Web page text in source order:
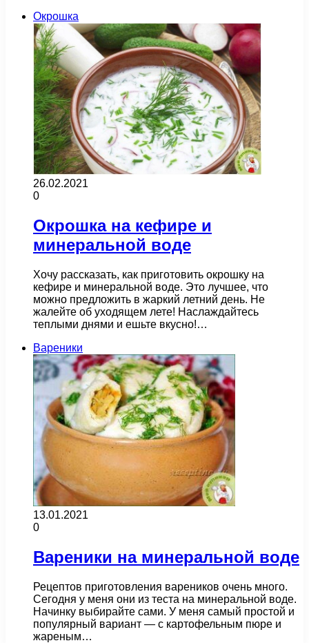
Окрошка
26.02.2021
0
Окрошка на кефире и
минеральной воде
Хочу рассказать, как приготовить окрошку на
кефире и минеральной воде. Это лучшее, что
можно предложить в жаркий летний день. Не
жалейте об уходящем лете! Наслаждайтесь
теплыми днями и ешьте вкусно!…
Вареники
13.01.2021
0
Вареники на минеральной воде
Рецептов приготовления вареников очень много.
Сегодня у меня они из теста на минеральной воде.
Начинку выбирайте сами. У меня самый простой и
популярный вариант — с картофельным пюре и
жареным…